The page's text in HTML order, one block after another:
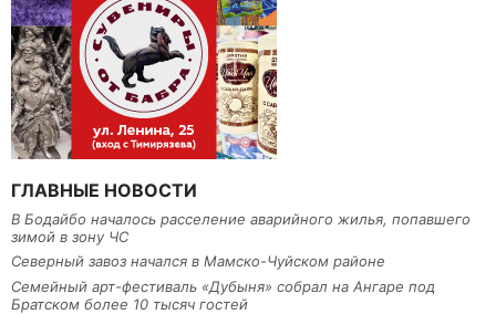
ГЛАВНЫЕ НОВОСТИ
В Бодайбо началось расселение аварийного жилья, попавшего
зимой в зону ЧС
Северный завоз начался в Мамско-Чуйском районе
Семейный арт-фестиваль «Дубыня» собрал на Ангаре под
Братском более 10 тысяч гостей